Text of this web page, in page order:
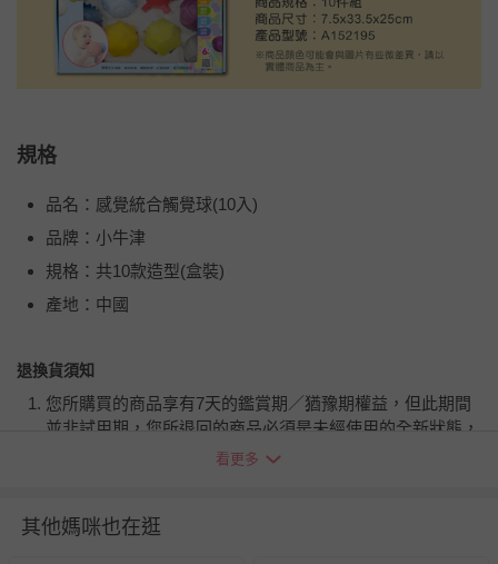
規格
品名：感覺統合觸覺球(10入)
品牌：小牛津
規格：共10款造型(盒裝)
產地：中國
退換貨須知
您所購買的商品享有7天的鑑賞期／猶豫期權益，但此期間
並非試用期，您所退回的商品必須是未經使用的全新狀態，
包含完整包裝、配件、說明文件及贈品等。
瑕疵退換貨所產生的運費，將由媽咪愛負責處理，若非瑕疵
看更多
其他媽咪也在逛